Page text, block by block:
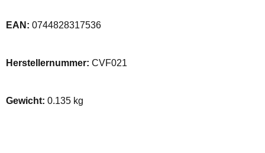
EAN: 0744828317536
Herstellernummer: CVF021
Gewicht: 0.135 kg